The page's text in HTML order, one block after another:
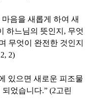
음을 새롭게 하여 새
하느님의 뜻인지 , 무엇
무엇이 완전한 것인지
2)
있으면 새로운 피조물
되었습니다.” (2고린